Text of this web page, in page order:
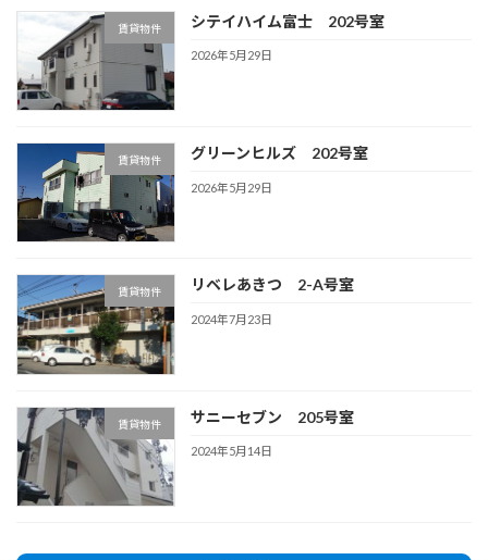
賃貸物件 シテイハイム富士 202号室
2026年5月29日
賃貸物件 グリーンヒルズ 202号室
2026年5月29日
賃貸物件 リベレあきつ 2-A号室
2024年7月23日
賃貸物件 サニーセブン 205号室
2024年5月14日